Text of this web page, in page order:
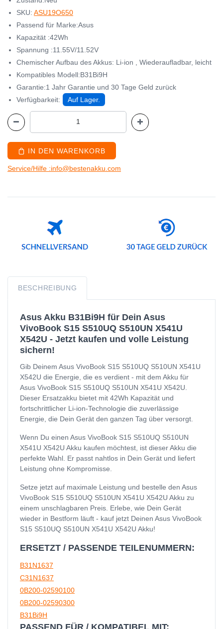
SKU: ASU19O650
Passend für Marke:Asus
Kapazität :42Wh
Spannung :11.55V/11.52V
Chemischer Aufbau des Akkus: Li-ion , Wiederaufladbar, leicht
Kompatibles Modell:B31Bi9H
Garantie:1 Jahr Garantie und 30 Tage Geld zurück
Verfügbarkeit:
Auf Lager.
IN DEN WARENKORB
Service/Hilfe :info@bestenakku.com
BESCHREIBUNG
Asus Akku B31Bi9H für Dein Asus
VivoBook S15 S510UQ S510UN X541U
X542U - Jetzt kaufen und volle Leistung
sichern!
Gib Deinem Asus VivoBook S15 S510UQ S510UN X541U
X542U die Energie, die es verdient - mit dem Akku für
Asus VivoBook S15 S510UQ S510UN X541U X542U.
Dieser Ersatzakku bietet mit 42Wh Kapazität und
fortschrittlicher Li-ion-Technologie die zuverlässige
Energie, die Dein Gerät den ganzen Tag über versorgt.
Wenn Du einen Asus VivoBook S15 S510UQ S510UN
X541U X542U Akku kaufen möchtest, ist dieser Akku die
perfekte Wahl. Er passt nahtlos in Dein Gerät und liefert
Leistung ohne Kompromisse.
Setze jetzt auf maximale Leistung und bestelle den Asus
VivoBook S15 S510UQ S510UN X541U X542U Akku zu
einem unschlagbaren Preis. Erlebe, wie Dein Gerät
wieder in Bestform läuft - kauf jetzt Deinen Asus VivoBook
S15 S510UQ S510UN X541U X542U Akku!
ERSETZT / PASSENDE TEILENUMMERN:
B31N1637
C31N1637
0B200-02590100
0B200-02590300
B31Bi9H
PASSEND FÜR / KOMPATIBEL MIT: